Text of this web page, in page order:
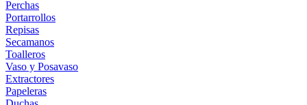
Perchas
Portarrollos
Repisas
Secamanos
Toalleros
Vaso y Posavaso
Extractores
Papeleras